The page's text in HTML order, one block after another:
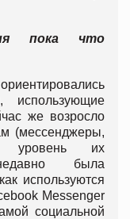
пока что
использующие
же возросло
(мессенджеры,
уровень их
была
используются
Messenger
социальной